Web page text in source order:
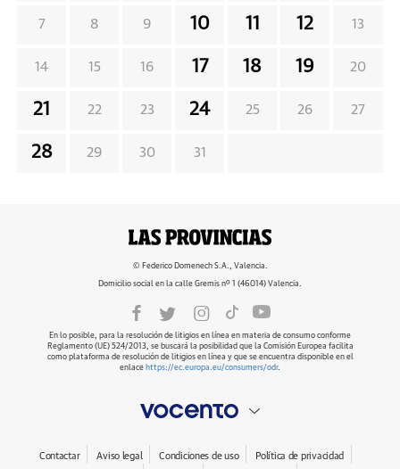
7 8 9 10 11 12 13
14 15 16 17 18 19 20
21 22 23 24 25 26 27
28 29 30 31
© Federico Domenech S.A., Valencia.
Domicilio social en la calle Gremis nº 1 (46014) Valencia.
En lo posible, para la resolución de litigios en línea en materia de consumo conforme
Reglamento (UE) 524/2013, se buscará la posibilidad que la Comisión Europea facilita
como plataforma de resolución de litigios en línea y que se encuentra disponible en el
enlace https://ec.europa.eu/consumers/odr.
Contactar Aviso legal Condiciones de uso Política de privacidad